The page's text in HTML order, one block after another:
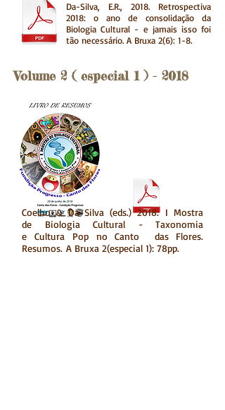
Da-Silva, E.R., 2018. Retrospectiva
2018: o ano de consolidação da
Biologia Cultural - e jamais isso foi
tão necessário. A Bruxa 2(6): 1-8.
Volume 2 ( especial 1 ) - 2018
Coelho & Da-Silva (eds.) 2018. I Mostra
de Biologia Cultural - Taxonomia
e Cultura Pop no Canto das Flores.
Resumos. A Bruxa 2(especial 1): 78pp.